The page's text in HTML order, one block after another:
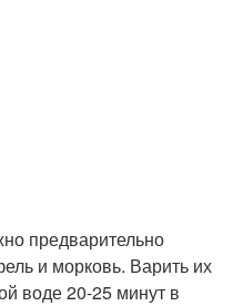
предварительно
и морковь. Варить их
воде 20-25 минут в